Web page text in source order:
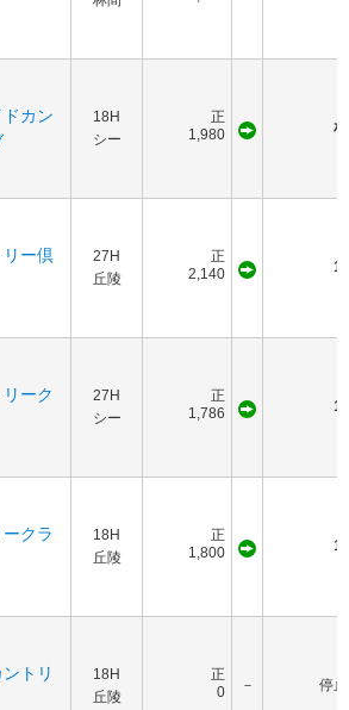
カン
18H
シー
正
1,980
ー倶
27H
丘陵
正
2,140
ーク
27H
シー
正
1,786
クラ
18H
丘陵
正
1,800
トリ
18H
丘陵
正
0
－ 停